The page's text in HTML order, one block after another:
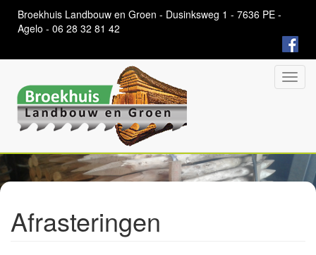
Overslaan
naar
algemene
gaan
Broekhuis Landbouw en Groen - Dusinksweg 1 - 7636 PE -
Agelo - 06 28 32 81 42
Afrasteringen